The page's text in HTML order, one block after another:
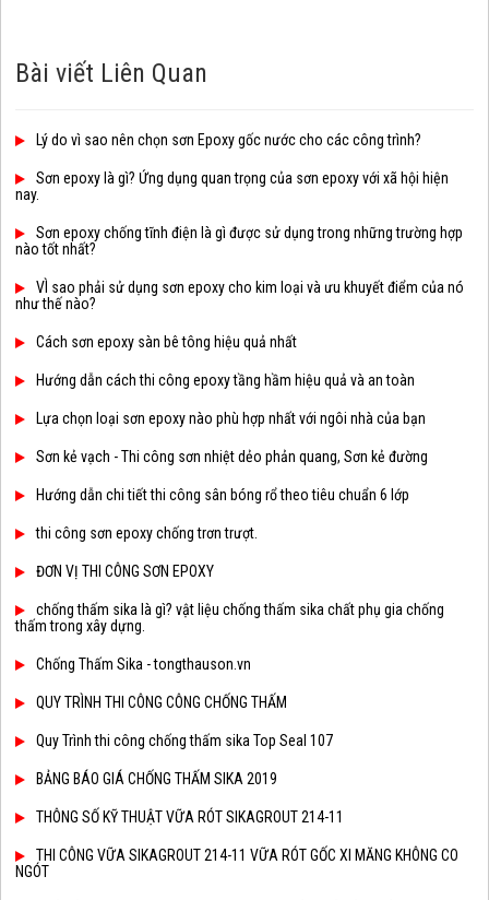
Bài viết Liên Quan
Lý do vì sao nên chọn sơn Epoxy gốc nước cho các công trình?
Sơn epoxy là gì? Ứng dụng quan trọng của sơn epoxy với xã hội hiện
nay.
Sơn epoxy chống tĩnh điện là gì được sử dụng trong những trường hợp
nào tốt nhất?
VÌ sao phải sử dụng sơn epoxy cho kim loại và ưu khuyết điểm của nó
như thế nào?
Cách sơn epoxy sàn bê tông hiệu quả nhất
Hướng dẫn cách thi công epoxy tầng hầm hiệu quả và an toàn
Lựa chọn loại sơn epoxy nào phù hợp nhất với ngôi nhà của bạn
Sơn kẻ vạch - Thi công sơn nhiệt dẻo phản quang, Sơn kẻ đường
Hướng dẫn chi tiết thi công sân bóng rổ theo tiêu chuẩn 6 lớp
thi công sơn epoxy chống trơn trượt.
ĐƠN VỊ THI CÔNG SƠN EPOXY
chống thấm sika là gì? vật liệu chống thấm sika chất phụ gia chống
thấm trong xây dựng.
Chống Thấm Sika - tongthauson.vn
QUY TRÌNH THI CÔNG CÔNG CHỐNG THẤM
Quy Trình thi công chống thấm sika Top Seal 107
BẢNG BÁO GIÁ CHỐNG THẤM SIKA 2019
THÔNG SỐ KỸ THUẬT VỮA RÓT SIKAGROUT 214-11
THI CÔNG VỮA SIKAGROUT 214-11 VỮA RÓT GỐC XI MĂNG KHÔNG CO
NGÓT